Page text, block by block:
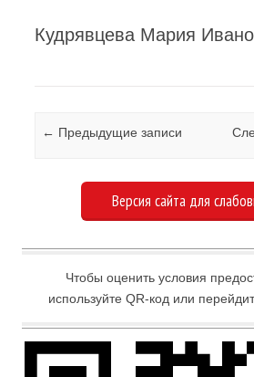
Кудрявцева Мария
Навигация по записям
← Предыдущие записи
Версия сайта для
Чтобы оценить условия
используйте QR-код или